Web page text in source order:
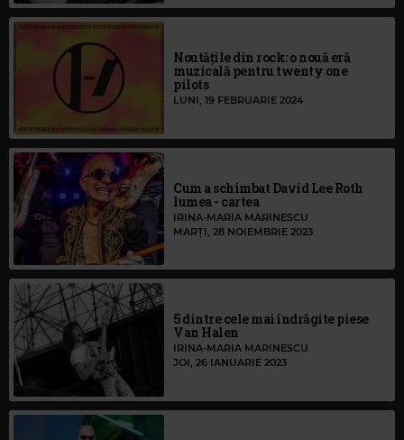
Noutățile din rock: o nouă eră
muzicală pentru twenty one
pilots
LUNI, 19 FEBRUARIE 2024
Cum a schimbat David Lee Roth
lumea - cartea
IRINA-MARIA MARINESCU
MARȚI, 28 NOIEMBRIE 2023
5 dintre cele mai îndrăgite piese
Van Halen
IRINA-MARIA MARINESCU
JOI, 26 IANUARIE 2023